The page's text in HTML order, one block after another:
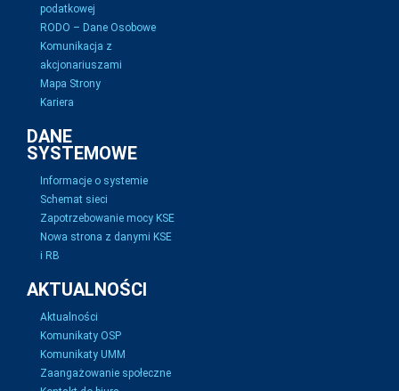
podatkowej
RODO – Dane Osobowe
Komunikacja z
akcjonariuszami
Mapa Strony
Kariera
DANE
SYSTEMOWE
Informacje o systemie
Schemat sieci
Zapotrzebowanie mocy KSE
Nowa strona z danymi KSE
i RB
AKTUALNOŚCI
Aktualności
Komunikaty OSP
Komunikaty UMM
Zaangażowanie społeczne